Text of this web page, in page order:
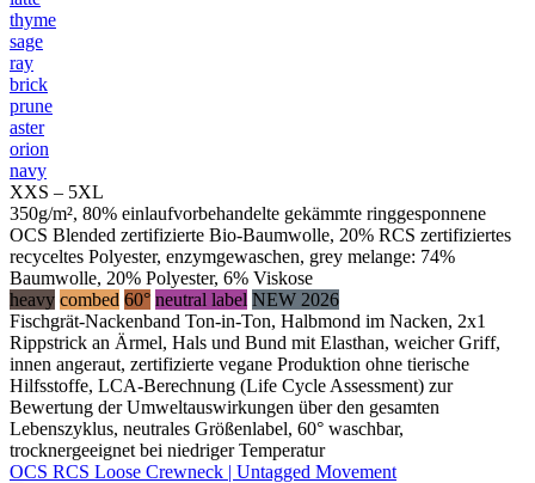
thyme
sage
ray
brick
prune
aster
orion
navy
XXS – 5XL
350g/m², 80% einlaufvorbehandelte gekämmte ringgesponnene
OCS Blended zertifizierte Bio-Baumwolle, 20% RCS zertifiziertes
recyceltes Polyester, enzymgewaschen, grey melange: 74%
Baumwolle, 20% Polyester, 6% Viskose
heavy combed 60° neutral label NEW 2026
Fischgrät-Nackenband Ton-in-Ton, Halbmond im Nacken, 2x1
Rippstrick an Ärmel, Hals und Bund mit Elasthan, weicher Griff,
innen angeraut, zertifizierte vegane Produktion ohne tierische
Hilfsstoffe, LCA-Berechnung (Life Cycle Assessment) zur
Bewertung der Umweltauswirkungen über den gesamten
Lebenszyklus, neutrales Größenlabel, 60° waschbar,
trocknergeeignet bei niedriger Temperatur
OCS RCS Loose Crewneck | Untagged Movement